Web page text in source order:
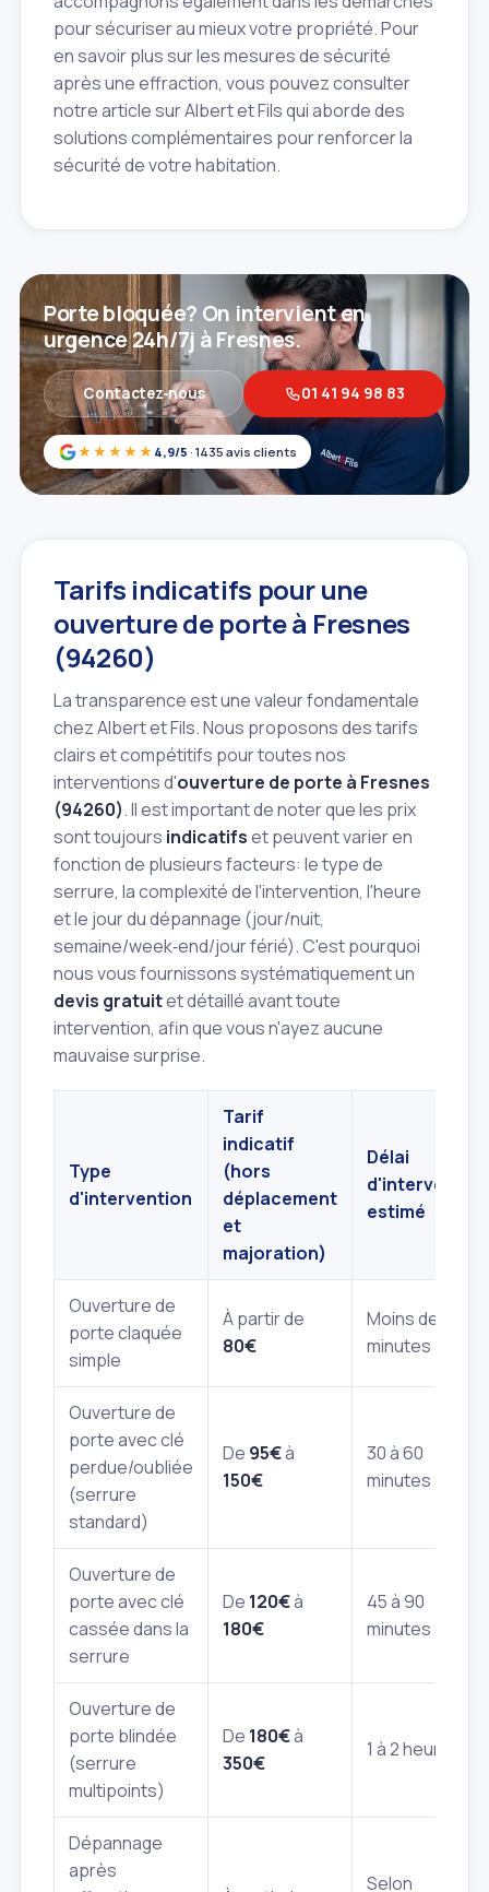
pour sécuriser au mieux votre propriété. Pour
en savoir plus sur les mesures de sécurité
après une effraction, vous pouvez consulter
notre article sur Albert et Fils qui aborde des
solutions complémentaires pour renforcer la
sécurité de votre habitation.
★★★★★ 4,9/5 · 1435 avis clients
Porte bloquée? On intervient en
urgence 24h/7j à Fresnes.
Contactez‑nous 01 41 94 98 83
Tarifs indicatifs pour une
ouverture de porte à Fresnes
(94260)
La transparence est une valeur fondamentale
chez Albert et Fils. Nous proposons des tarifs
clairs et compétitifs pour toutes nos
interventions d'ouverture de porte à Fresnes
(94260). Il est important de noter que les prix
sont toujours indicatifset peuvent varier en
fonction de plusieurs facteurs: le type de
serrure, la complexité de l'intervention, l'heure
et le jour du dépannage (jour/nuit,
semaine/week‑end/jour férié). C'est pourquoi
nous vous fournissons systématiquement un
devis gratuitet détaillé avant toute
intervention, afin que vous n'ayez aucune
mauvaise surprise.
Type
d'intervention
Tarif
indicatif
(hors
déplacement
et
majoration)
Délai
d'intervention
estimé
Ouverture de
porte claquée
simple
À partir de
80€
Moins de 30
minutes
Ouverture de
porte avec clé
perdue/oubliée
(serrure
standard)
De 95€à
150€
30 à 60
minutes
Ouverture de
porte avec clé
cassée dans la
serrure
De 120€à
180€
45 à 90
minutes
Ouverture de
porte blindée
(serrure
multipoints)
De 180€à
350€
1 à 2 heures
Dépannage
après
Selon